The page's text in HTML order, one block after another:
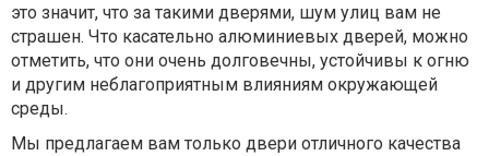
это значит, что за такими дверями, шум улиц вам не
страшен. Что касательно алюминиевых дверей, можно
отметить, что они очень долговечны, устойчивы к огню
и другим неблагоприятным влияниям окружающей
среды.
Мы предлагаем вам только двери отличного качества